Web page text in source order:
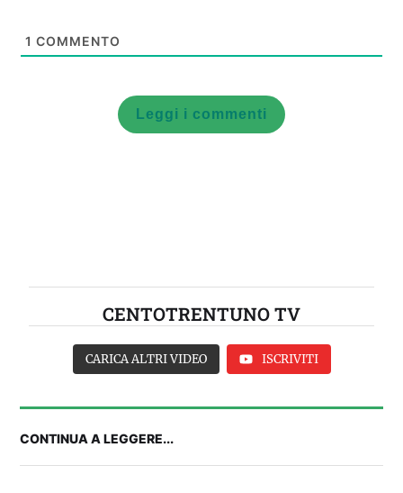
1 COMMENTO
Leggi i commenti
CENTOTRENTUNO TV
CARICA ALTRI VIDEO ISCRIVITI
CONTINUA A LEGGERE...